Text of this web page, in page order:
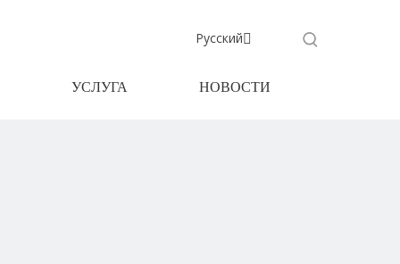
Pусский
УСЛУГА НОВОСТИ